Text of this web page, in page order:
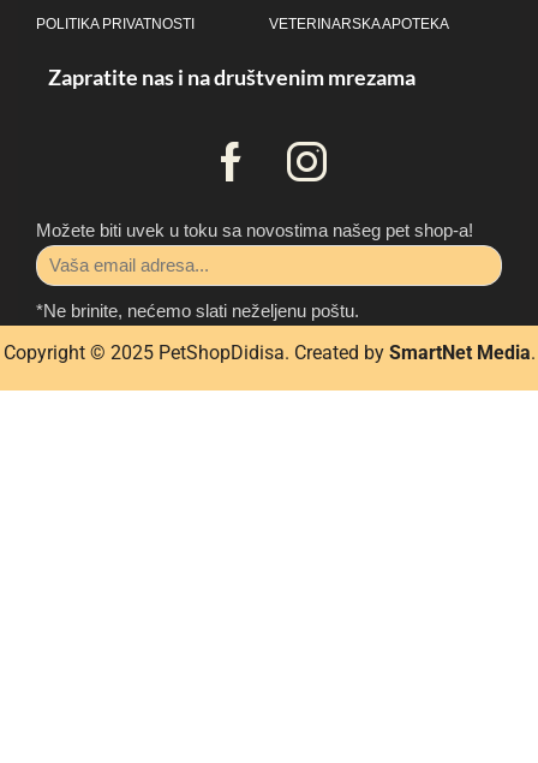
POLITIKA PRIVATNOSTI VETERINARSKA APOTEKA
Zapratite nas i na društvenim mrezama
Možete biti uvek u toku sa novostima našeg pet shop-a!
*Ne brinite, nećemo slati neželjenu poštu.
Copyright © 2025 PetShopDidisa. Created by SmartNet Media.